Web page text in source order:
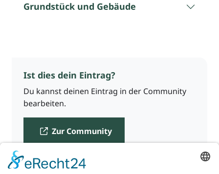
Grundstück und Gebäude
Ist dies dein Eintrag?
Du kannst deinen Eintrag in der Community
bearbeiten.
Zur Community